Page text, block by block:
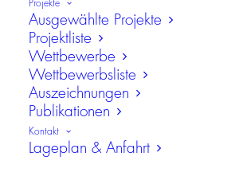
Projekte
Ausgewählte Projekte
Projektliste
Wettbewerbe
Wettbewerbsliste
Auszeichnungen
Publikationen
Kontakt
Lageplan & Anfahrt
Integrationszentrum (BIZ)
Pankow